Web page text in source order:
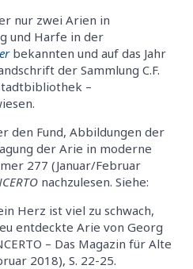
nur zwei Arien in
und Harfe in der
bekannten und auf das Jahr
der Sammlung C.F.
–
den Fund, Abbildungen der
der Arie in moderne
277 (Januar/Februar
nachzulesen. Siehe:
Herz ist viel zu schwach,
entdeckte Arie von Georg
– Das Magazin für Alte
2018), S. 22-25.